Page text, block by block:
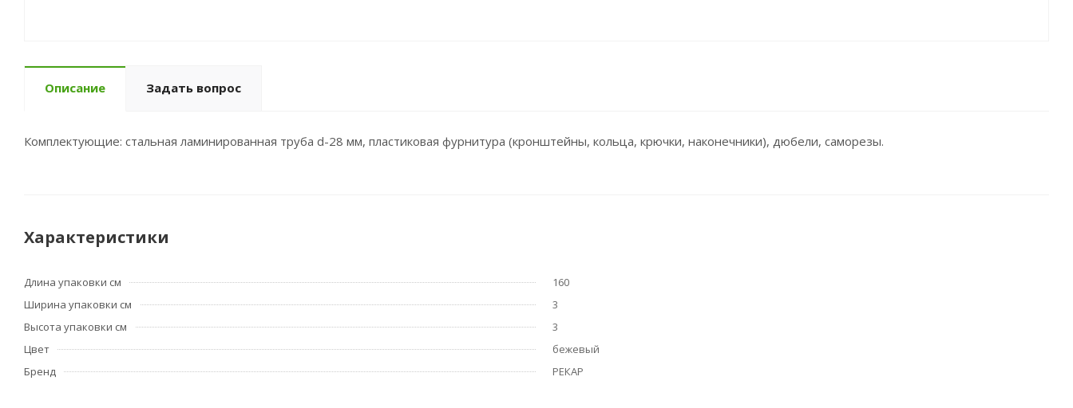
Описание Задать вопрос
Комплектующие: стальная ламинированная труба d-28 мм, пластиковая фурнитура (кронштейны, кольца, крючки, наконечники), дюбели, саморезы.
Характеристики
Длина упаковки см
160
Ширина упаковки см
3
Высота упаковки см
3
Цвет
бежевый
Бренд
РЕКАР